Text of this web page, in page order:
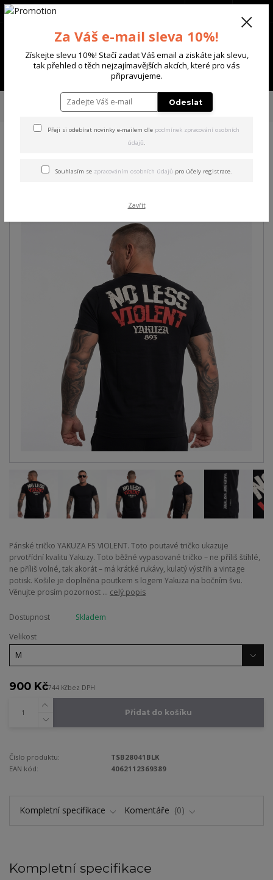
Menu
+420 702 136 620
TRIKA & TÍLKA
Yakuza pánské tričko Violent Regular T-
Regular T-Shirt black M
Pánské tričko YAKUZA FS VIOLENT. Toto poutavé tričko ukazuje
prvotřídní kvalitu Yakuzy. Toto běžné vypasované tričko – ne příliš štíhlé,
ne příliš volné, tak akorát – má krátké rukávy, kulatý výstřih a vintage
potisk. Košile je doplněna poutkem s logem Yakuza na bočním švu.
Věnujte prosím pozornost ... celý popis
Dostupnost
Skladem
Velikost
900 Kč744 Kčbez DPH
Přidat do košíku
Číslo produktu:
TSB28041BLK
EAN kód:
4062112369389
Kompletní specifikace Komentáře 0
Kompletní specifikace
Za Váš e-mail sleva 10%!
Získejte slevu 10%! Stačí zadat Váš email a ziskáte jak slevu,
tak přehled o těch nejzajímavějších akcích, které pro vás
připravujeme.
Odeslat
Přeji si odebírat novinky e-mailem dle podmínek zpracování osobních
údajů.
Souhlasím se zpracováním osobních údajů pro účely registrace.
Zavřít